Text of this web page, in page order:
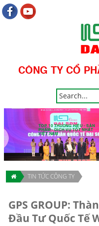
CÔNG TY CỔ
TOP 10 THƯƠNG HIỆU - SẢN
PHẨM - DỊCH VỤ TỐT NHẤT
VIỆT NAM
TIN TỨC CÔNG TY
GPS GROUP:
Đầu Tư Quốc Tế